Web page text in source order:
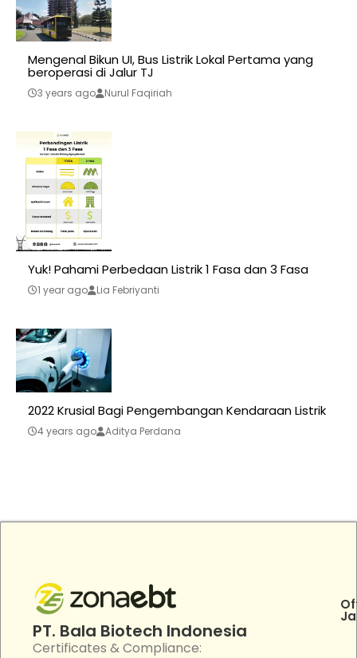
Mengenal Bikun UI, Bus Listrik Lokal Pertama yang
beroperasi di Jalur TJ
3 years ago Nurul Faqiriah
Yuk! Pahami Perbedaan Listrik 1 Fasa dan 3 Fasa
1 year ago Lia Febriyanti
2022 Krusial Bagi Pengembangan Kendaraan Listrik
4 years ago Aditya Perdana
PT. Bala Biotech Indonesia
Certificates & Compliance: